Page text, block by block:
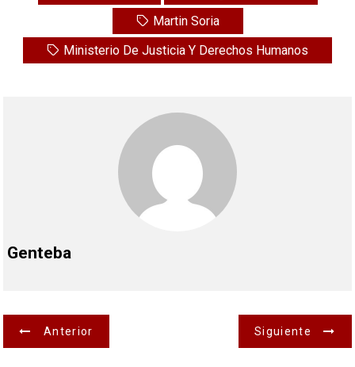
Martin Soria
Ministerio De Justicia Y Derechos Humanos
Genteba
N
Anterior Siguiente